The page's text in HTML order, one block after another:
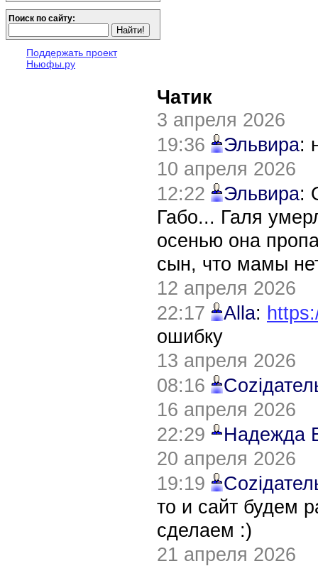
Поиск по сайту:
Поддержать проект
Ньюфы.ру
Чатик
3 апреля 2026
19:36
Эльвира:
10 апреля 2026
12:22
Эльвира:
Габо... Галя
осенью она
сын, что мамы
12 апреля 2026
22:17
Alla:
ошибку
13 апреля 2026
08:16
16 апреля 2026
22:29
Надежда
20 апреля 2026
19:19
то и сайт будем
сделаем :)
21 апреля 2026